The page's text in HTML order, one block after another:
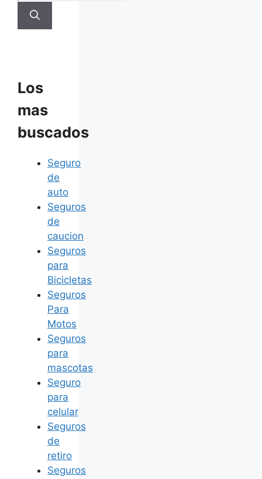
Los
mas
buscados
Seguro
de
auto
Seguros
de
caucion
Seguros
para
Bicicletas
Seguros
Para
Motos
Seguros
para
mascotas
Seguro
para
celular
Seguros
de
retiro
Seguros